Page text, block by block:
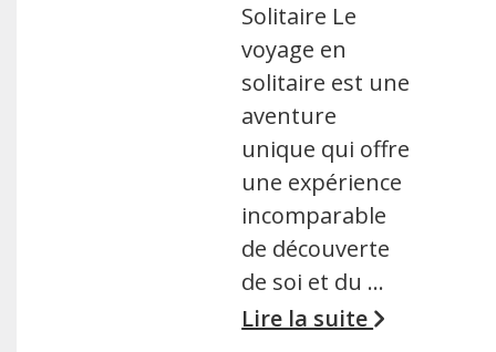
Solitaire Le
voyage en
solitaire est une
aventure
unique qui offre
une expérience
incomparable
de découverte
de soi et du …
Lire la suite